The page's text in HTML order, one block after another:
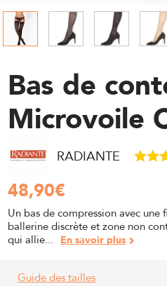
Bas de
Microvoile
RADIANTE
48,90€
Un bas de compression avec
ballerine discrète et zone non
qui allie... En savoir plus
Guide des tailles